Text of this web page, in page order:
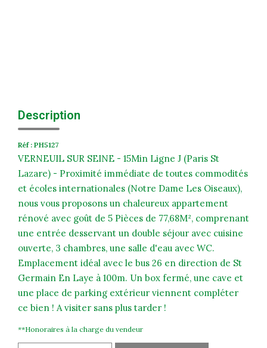
Extranet Syndic Et Gestion Locative
Description
Réf : PH5127
VERNEUIL SUR SEINE - 15Min Ligne J (Paris St
Lazare) - Proximité immédiate de toutes commodités
et écoles internationales (Notre Dame Les Oiseaux),
nous vous proposons un chaleureux appartement
rénové avec goût de 5 Pièces de 77,68M², comprenant
une entrée desservant un double séjour avec cuisine
ouverte, 3 chambres, une salle d'eau avec WC.
Emplacement idéal avec le bus 26 en direction de St
Germain En Laye à 100m. Un box fermé, une cave et
une place de parking extérieur viennent compléter
ce bien ! A visiter sans plus tarder !
**Honoraires à la charge du vendeur